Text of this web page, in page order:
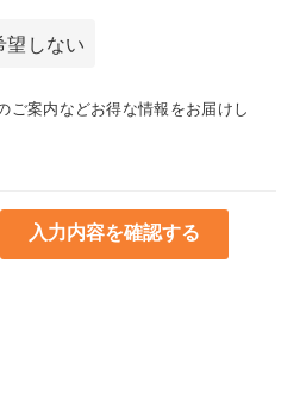
望しない
ご案内などお得な情報をお届けし